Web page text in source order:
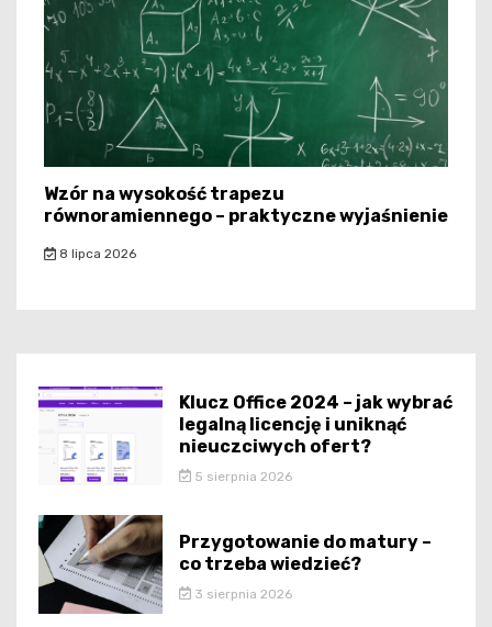
Wzór na wysokość trapezu
równoramiennego – praktyczne wyjaśnienie
8 lipca 2026
Klucz Office 2024 – jak wybrać
legalną licencję i uniknąć
nieuczciwych ofert?
5 sierpnia 2026
Przygotowanie do matury –
co trzeba wiedzieć?
3 sierpnia 2026